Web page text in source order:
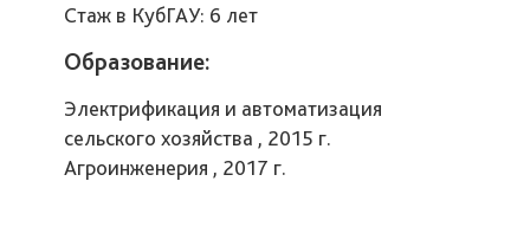
Стаж в КубГАУ: 6 лет
Образование:
Электрификация и автоматизация
сельского хозяйства , 2015 г.
Агроинженерия , 2017 г.